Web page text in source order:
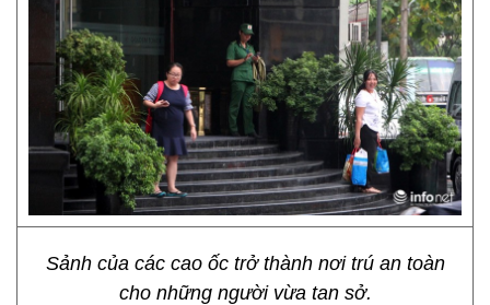
Sảnh của các cao ốc trở thành nơi trú an toàn
cho những người vừa tan sở.